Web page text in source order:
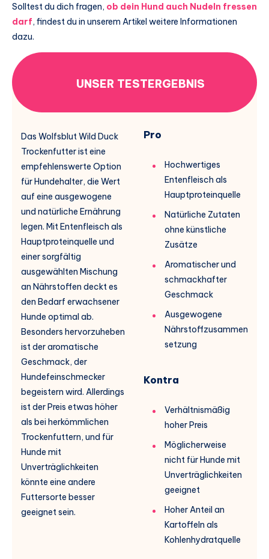
Solltest du dich fragen, ob dein Hund auch Nudeln fressen
darf, findest du in unserem Artikel weitere Informationen
dazu.
UNSER TESTERGEBNIS
Das Wolfsblut Wild Duck
Trockenfutter ist eine
empfehlenswerte Option
für Hundehalter, die Wert
auf eine ausgewogene
und natürliche Ernährung
legen. Mit Entenfleisch als
Hauptproteinquelle und
einer sorgfältig
ausgewählten Mischung
an Nährstoffen deckt es
den Bedarf erwachsener
Hunde optimal ab.
Besonders hervorzuheben
ist der aromatische
Geschmack, der
Hundefeinschmecker
begeistern wird. Allerdings
ist der Preis etwas höher
als bei herkömmlichen
Trockenfuttern, und für
Hunde mit
Unverträglichkeiten
könnte eine andere
Futtersorte besser
geeignet sein.
Pro
Hochwertiges
Entenfleisch als
Hauptproteinquelle
Natürliche Zutaten
ohne künstliche
Zusätze
Aromatischer und
schmackhafter
Geschmack
Ausgewogene
Nährstoffzusammen
setzung
Kontra
Verhältnismäßig
hoher Preis
Möglicherweise
nicht für Hunde mit
Unverträglichkeiten
geeignet
Hoher Anteil an
Kartoffeln als
Kohlenhydratquelle